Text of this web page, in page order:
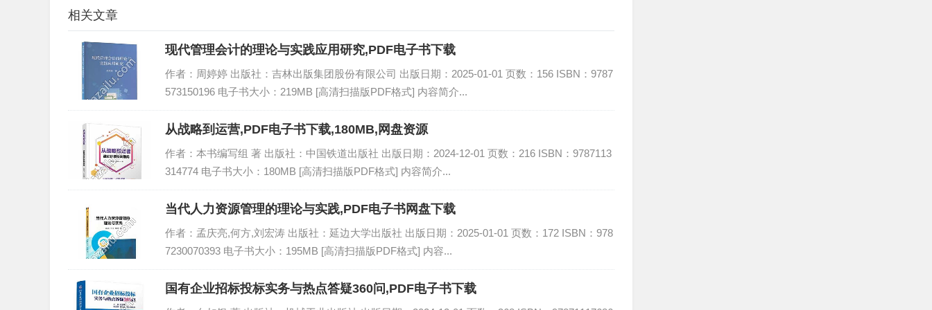
相关文章
现代管理会计的理论与实践应用研究,PDF电子书下载
作者：周婷婷 出版社：吉林出版集团股份有限公司 出版日期：2025-01-01 页数：156 ISBN：9787
573150196 电子书大小：219MB [高清扫描版PDF格式] 内容简介...
从战略到运营,PDF电子书下载,180MB,网盘资源
作者：本书编写组 著 出版社：中国铁道出版社 出版日期：2024-12-01 页数：216 ISBN：9787113
314774 电子书大小：180MB [高清扫描版PDF格式] 内容简介...
当代人力资源管理的理论与实践,PDF电子书网盘下载
作者：孟庆亮,何方,刘宏涛 出版社：延边大学出版社 出版日期：2025-01-01 页数：172 ISBN：978
7230070393 电子书大小：195MB [高清扫描版PDF格式] 内容...
国有企业招标投标实务与热点答疑360问,PDF电子书下载